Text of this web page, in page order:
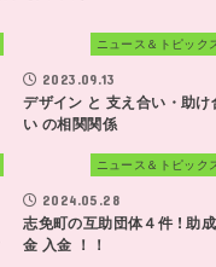
ニュース＆トピック
2023.09.13
デザイン と 支え合い・助け
い の相関関係
ニュース＆トピック
2024.05.28
志免町の互助団体４件 ! 助成
金 入金 ！！